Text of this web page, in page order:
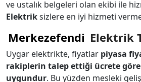
ve ustalık belgeleri olan ekibi ile
Elektriksizlere en iyi hizmeti
Merkezefendi Elektrik
Uygar elektrikte, fiyatlar piyasa
rakiplerin talep ettiği ücrete göre
uygundur. Bu yüzden mesleki